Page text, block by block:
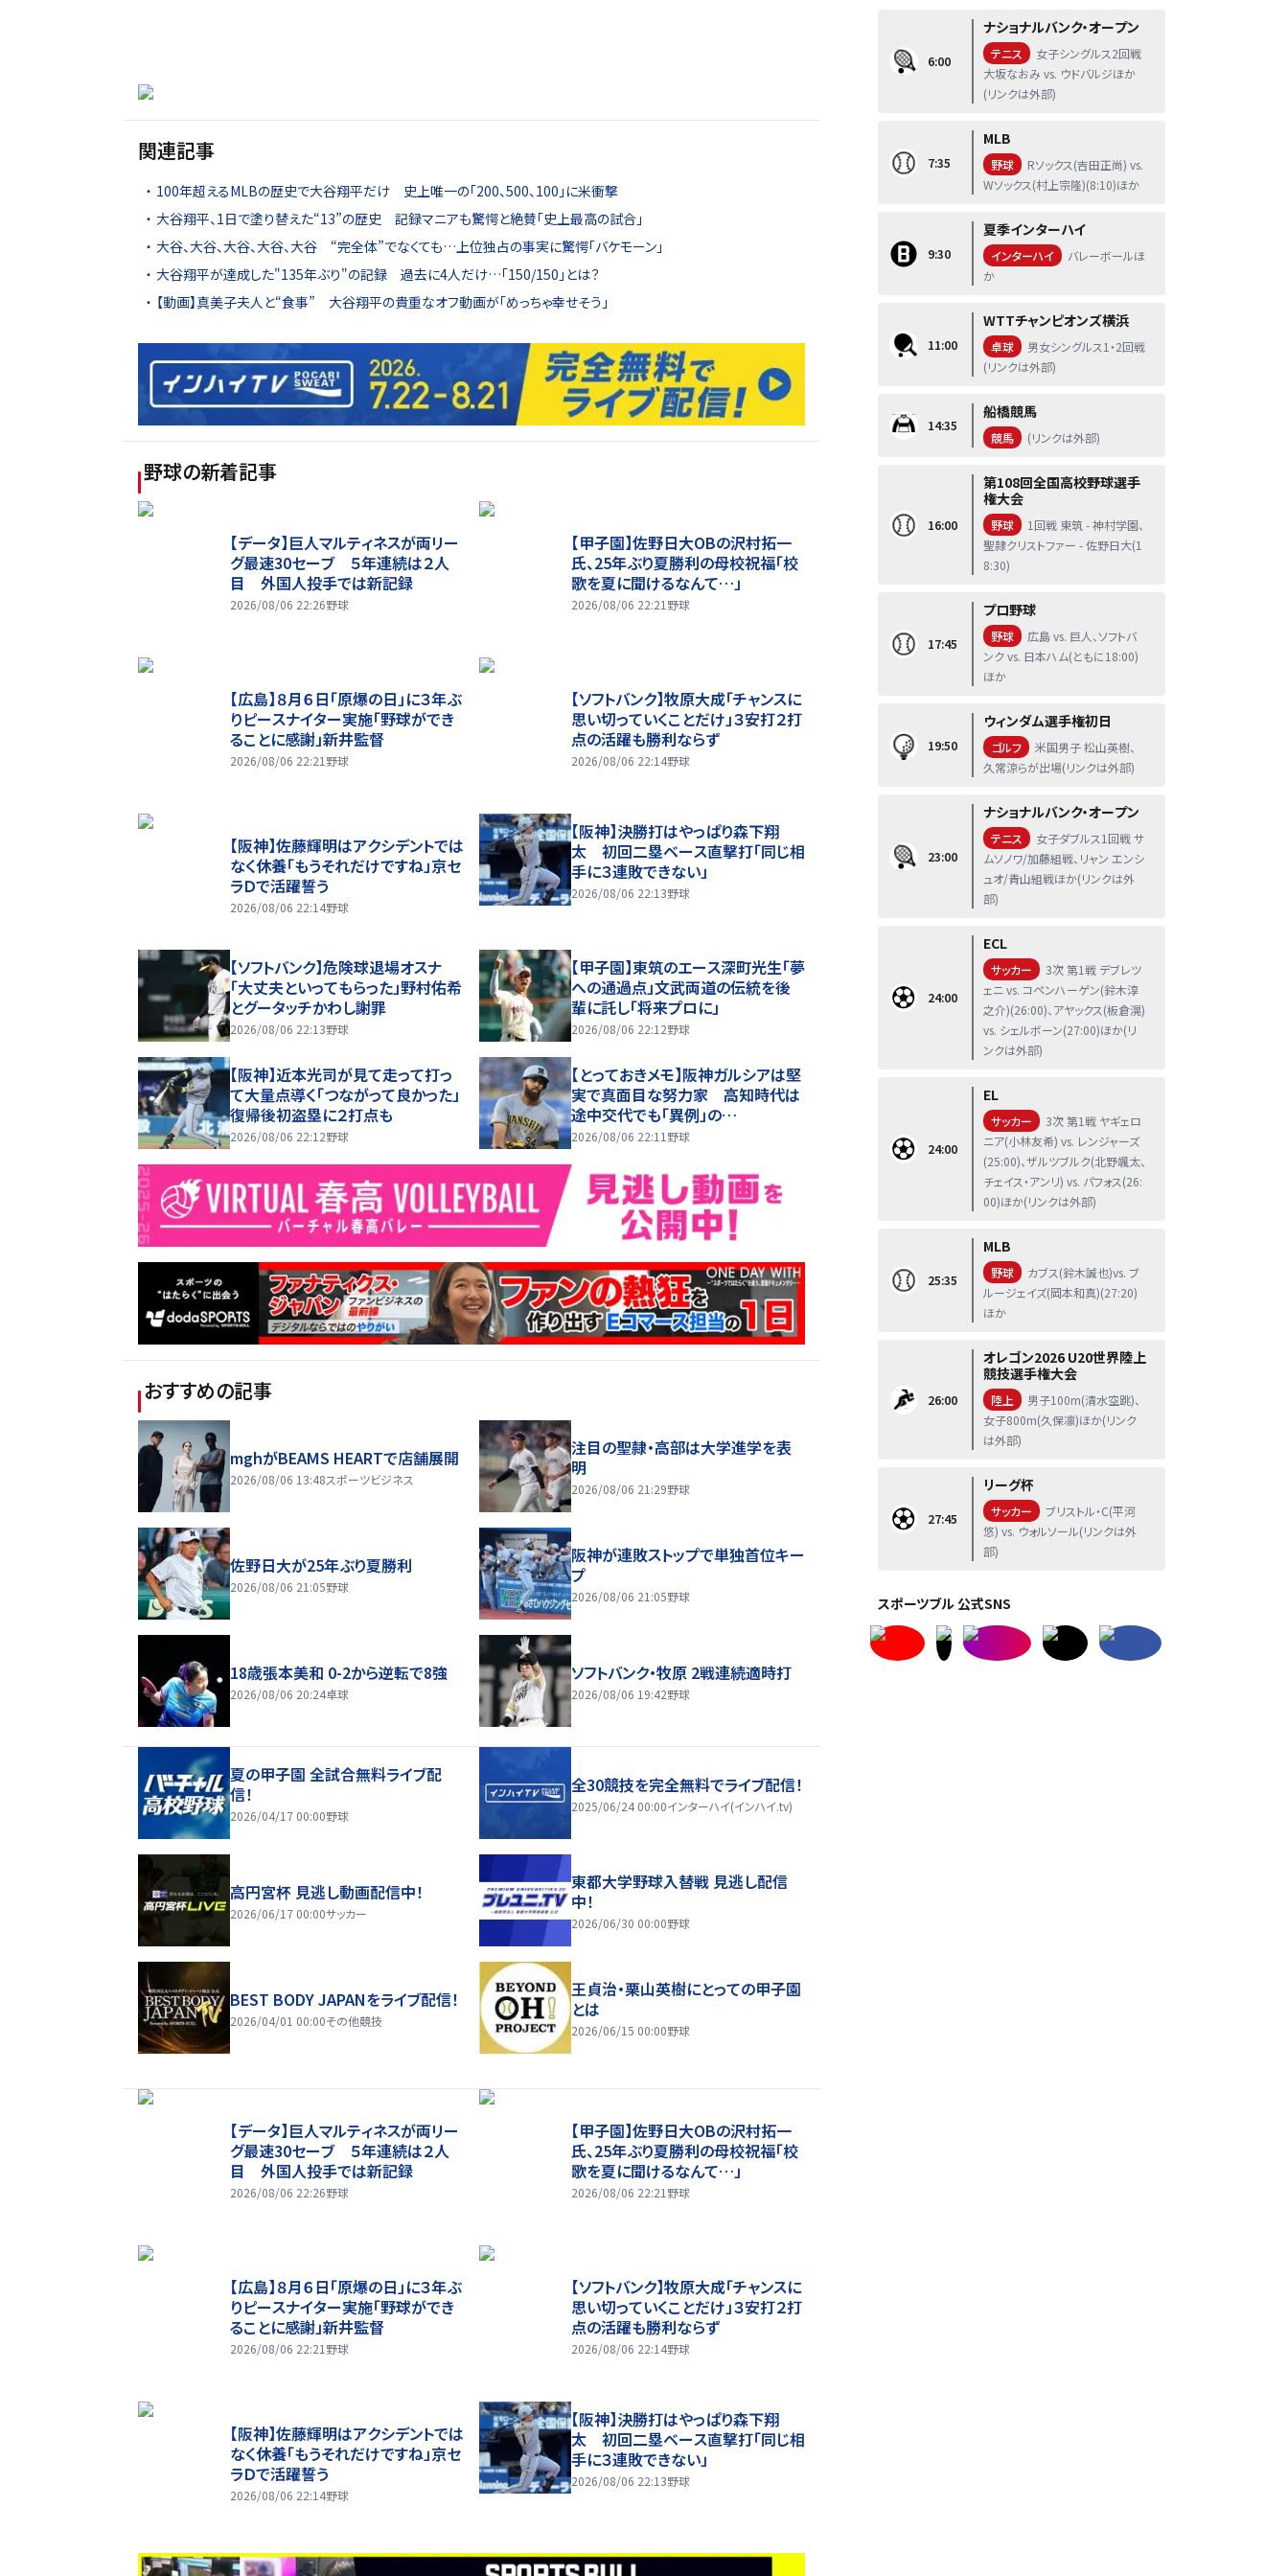
関連記事
100年超えるMLBの歴史で大谷翔平だけ 史上唯一の「200、500、100」に米衝撃
大谷翔平、1日で塗り替えた“13”の歴史 記録マニアも驚愕と絶賛「史上最高の試合」
大谷、大谷、大谷、大谷、大谷 “完全体”でなくても…上位独占の事実に驚愕「バケモーン」
大谷翔平が達成した"135年ぶり"の記録 過去に4人だけ…「150/150」とは？
【動画】真美子夫人と“食事” 大谷翔平の貴重なオフ動画が「めっちゃ幸せそう」
野球の新着記事
【データ】巨人マルティネスが両リー
グ最速30セーブ ５年連続は２人
目 外国人投手では新記録
2026/08/06 22:26野球
【甲子園】佐野日大ОBの沢村拓一
氏、25年ぶり夏勝利の母校祝福「校
歌を夏に聞けるなんて…」
2026/08/06 22:21 野球
【広島】８月６日「原爆の日」に３年ぶ
りピースナイター実施「野球ができ
ることに感謝」新井監督
2026/08/06 22:21 野球
【ソフトバンク】牧原大成「チャンスに
思い切っていくことだけ」３安打２打
点の活躍も勝利ならず
2026/08/06 22:14野球
【阪神】佐藤輝明はアクシデントでは
なく休養「もうそれだけですね」京セ
ラＤで活躍誓う
2026/08/06 22:14野球
【阪神】決勝打はやっぱり森下翔
太 初回二塁ベース直撃打「同じ相
手に３連敗できない」
2026/08/06 22:13野球
【ソフトバンク】危険球退場オスナ
「大丈夫といってもらった」野村佑希
とグータッチかわし謝罪
2026/08/06 22:13野球
【甲子園】東筑のエース深町光生「夢
への通過点」文武両道の伝統を後
輩に託し「将来プロに」
2026/08/06 22:12野球
【阪神】近本光司が見て走って打っ
て大量点導く「つながって良かった」
復帰後初盗塁に２打点も
2026/08/06 22:12野球
【とっておきメモ】阪神ガルシアは堅
実で真面目な努力家 高知時代は
途中交代でも「異例」の…
2026/08/06 22:11 野球
おすすめの記事
mghがBEAMS HEARTで店舗展開
2026/08/06 13:48スポーツビジネス
注目の聖隷・高部は大学進学を表
明
2026/08/06 21:29野球
佐野日大が25年ぶり夏勝利
2026/08/06 21:05野球
阪神が連敗ストップで単独首位キー
プ
2026/08/06 21:05野球
18歳張本美和 0-2から逆転で8強
2026/08/06 20:24卓球
ソフトバンク・牧原 2戦連続適時打
2026/08/06 19:42野球
夏の甲子園 全試合無料ライブ配
信！
2026/04/17 00:00野球
全30競技を完全無料でライブ配信！
2025/06/24 00:00インターハイ(インハイ.tv)
高円宮杯 見逃し動画配信中！
2026/06/17 00:00サッカー
東都大学野球入替戦 見逃し配信
中！
2026/06/30 00:00野球
BEST BODY JAPANをライブ配信！
2026/04/01 00:00その他競技
王貞治・栗山英樹にとっての甲子園
とは
2026/06/15 00:00野球
【データ】巨人マルティネスが両リー
グ最速30セーブ ５年連続は２人
目 外国人投手では新記録
2026/08/06 22:26野球
【甲子園】佐野日大ОBの沢村拓一
氏、25年ぶり夏勝利の母校祝福「校
歌を夏に聞けるなんて…」
2026/08/06 22:21 野球
【広島】８月６日「原爆の日」に３年ぶ
りピースナイター実施「野球ができ
ることに感謝」新井監督
2026/08/06 22:21 野球
【ソフトバンク】牧原大成「チャンスに
思い切っていくことだけ」３安打２打
点の活躍も勝利ならず
2026/08/06 22:14野球
【阪神】佐藤輝明はアクシデントでは
なく休養「もうそれだけですね」京セ
ラＤで活躍誓う
2026/08/06 22:14野球
【阪神】決勝打はやっぱり森下翔
太 初回二塁ベース直撃打「同じ相
手に３連敗できない」
2026/08/06 22:13野球
6:00
ナショナルバンク・オープン
テニス
女子シングルス2回戦
大坂なおみ vs. ウドバルジほか
(リンクは外部)
7:35
MLB
野球
Rソックス(吉田正尚) vs.
Wソックス(村上宗隆)(8:10)ほか
9:30
夏季インターハイ
インターハイ
バレーボールほ
か
11:00
WTTチャンピオンズ横浜
卓球
男女シングルス1・2回戦
(リンクは外部)
14:35
船橋競馬
競馬 (リンクは外部)
16:00
第108回全国高校野球選手
権大会
野球
1回戦 東筑 - 神村学園、
聖隷クリストファー - 佐野日大(1
8:30)
17:45
プロ野球
野球
広島 vs. 巨人、ソフトバ
ンク vs. 日本ハム(ともに18:00)
ほか
19:50
ウィンダム選手権初日
ゴルフ
米国男子 松山英樹、
久常涼らが出場(リンクは外部)
23:00
ナショナルバンク・オープン
テニス
女子ダブルス1回戦 サ
ムソノワ/加藤組戦、リャン エンシ
ュオ/青山組戦ほか(リンクは外
部)
24:00
ECL
サッカー
3次 第1戦 デブレツ
ェニ vs. コペンハーゲン(鈴木淳
之介)(26:00)、アヤックス(板倉滉)
vs. シェルボーン(27:00)ほか(リ
ンクは外部)
24:00
EL
サッカー
3次 第1戦 ヤギェロ
ニア(小林友希) vs. レンジャーズ
(25:00)、ザルツブルク(北野颯太、
チェイス・アンリ) vs. パフォス(26:
00)ほか(リンクは外部)
25:35
MLB
野球
カブス(鈴木誠也)vs. ブ
ルージェイズ(岡本和真)(27:20)
ほか
26:00
オレゴン2026 U20世界陸上
競技選手権大会
陸上
男子100m(清水空跳)、
女子800m(久保凛)ほか(リンク
は外部)
27:45
リーグ杯
サッカー
ブリストル・C(平河
悠) vs. ウォルソール(リンクは外
部)
スポーツブル 公式SNS